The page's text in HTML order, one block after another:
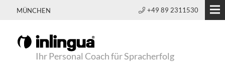
MÜNCHEN +49 89 2311530
Ihr Personal Coach für Spracherfolg